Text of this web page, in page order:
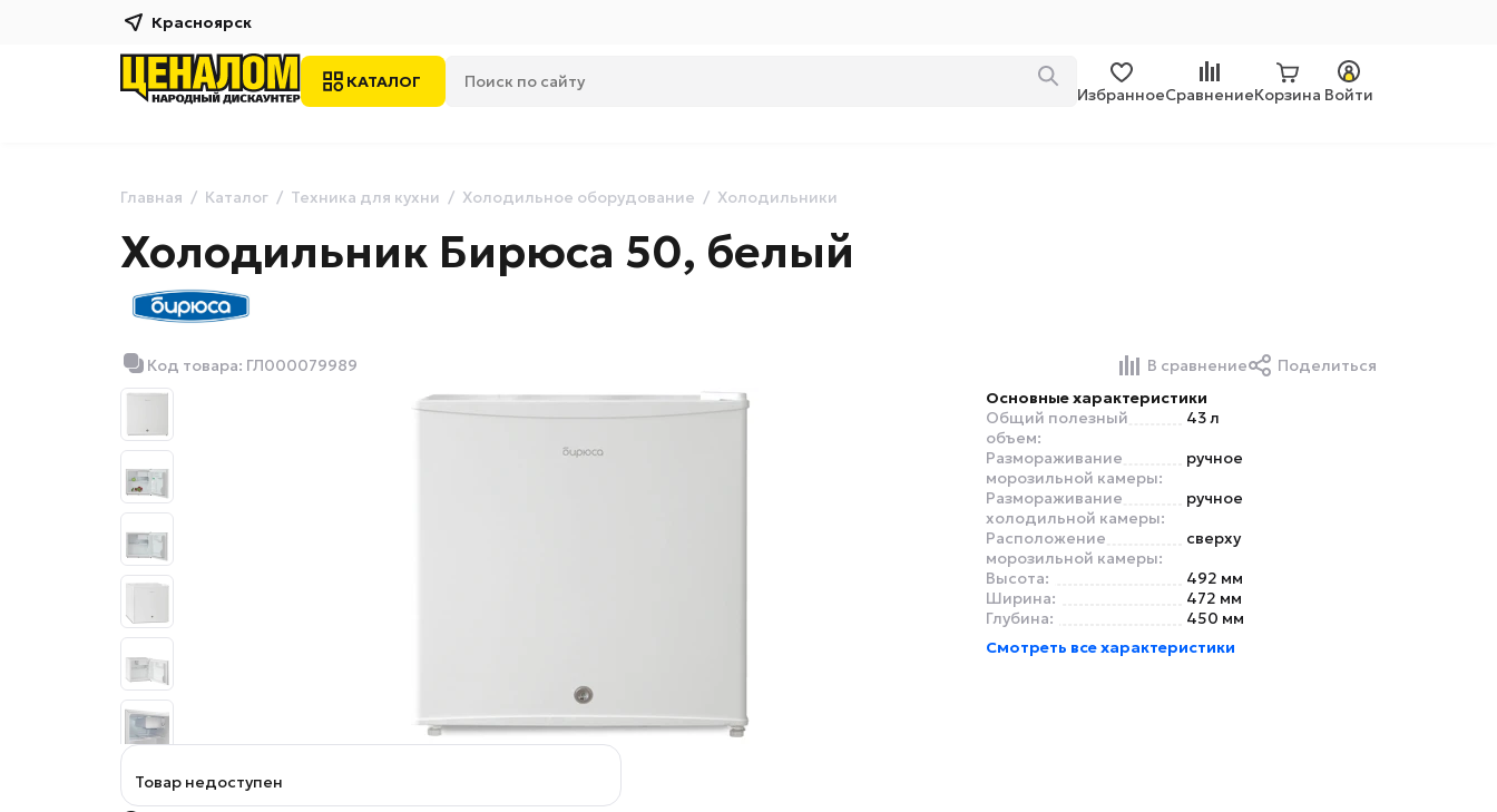
Красноярск
КАТАЛОГ
ИзбранноеСравнениеКорзина Войти
Главная Каталог Техника для кухни Холодильное оборудование Холодильники
Холодильник Бирюса 50, белый
Код товара: ГЛ000079989 В сравнение
Поделиться
Основные характеристики
Общий полезный
объем:
43 л
Размораживание
морозильной камеры:
ручное
Размораживание
холодильной камеры:
ручное
Расположение
морозильной камеры:
сверху
Высота:
492 мм
Ширина:
472 мм
Глубина:
450 мм
Смотреть все характеристики
Товар недоступен